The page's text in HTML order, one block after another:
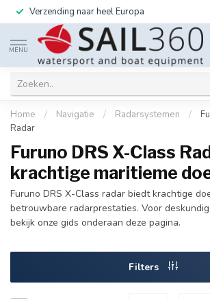
Verzending naar heel Europa
MENU
Home / Navigatie / Radarsystemen /
Radar
Furuno DRS X-Class
krachtige maritieme
Furuno DRS X-Class radar biedt krachtige
betrouwbare radarprestaties. Voor
bekijk onze gids onderaan deze pagina.
Filters